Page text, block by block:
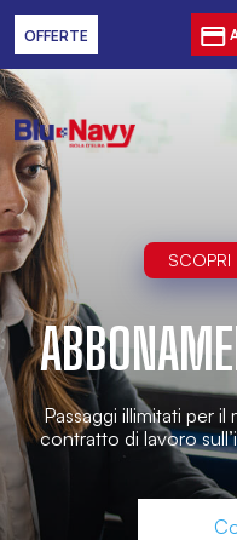
OFFERTE
SCOPRI
Passaggi illimitati per
contratto di lavoro